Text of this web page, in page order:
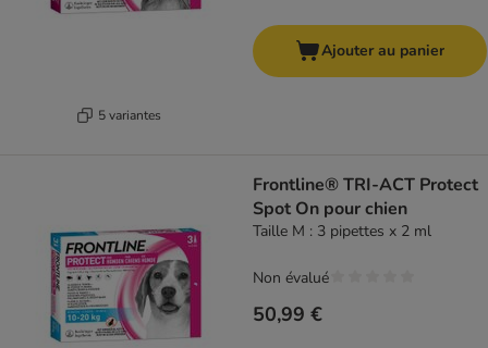
5 variantes
Ajouter au panier
Frontline® TRI-ACT Protect
Spot On pour chien
Taille M : 3 pipettes x 2 ml
50,99 €
Non évalué